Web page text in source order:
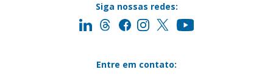
Siga nossas redes:
Entre em contato: